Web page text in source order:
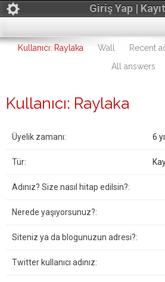
Giriş Yap |
Kullanıcı: Raylaka Wall Recent
All answers
Kullanıcı: Raylaka
Üyelik zamanı: 6
Tür:
Adınız? Size nasıl hitap edilsin?:
Nerede yaşıyorsunuz?:
Siteniz ya da blogunuzun adresi?:
Twitter kullanıcı adınız: